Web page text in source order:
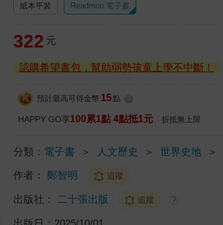
紙本平裝 Readmoo 電子書
322 元
認購希望書包，幫助弱勢孩童上學不中斷！
預計最高可得金幣 15 點
HAPPY GO享100累1點 4點抵1元 折抵無上限
分類： 電子書 ＞ 人文歷史 ＞ 世界史地 ＞
作者： 鄭智明 追蹤
出版社： 二十張出版 追蹤 ?